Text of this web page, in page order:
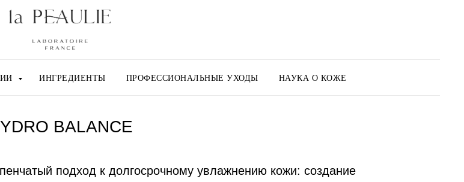
ИНГРЕДИЕНТЫ ПРОФЕССИОНАЛЬНЫЕ УХОДЫ НАУКА О КОЖЕ
BALANCE
подход к долгосрочному увлажнению кожи: создание